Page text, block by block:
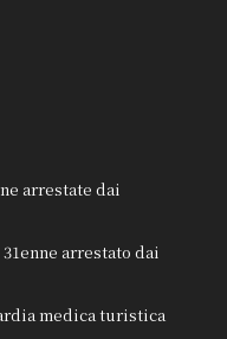
arrestate dai
arrestato dai
medica turistica